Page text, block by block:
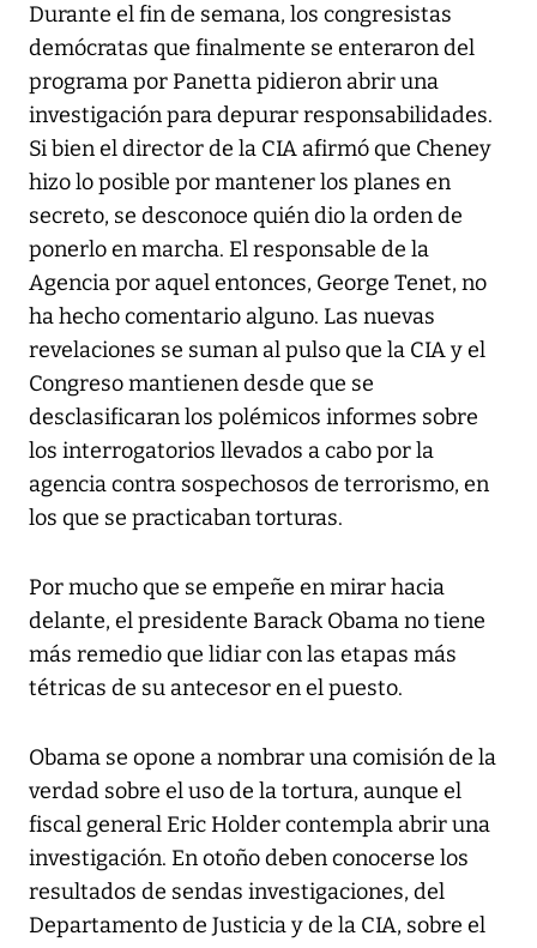
Durante el fin de semana, los congresistas
demócratas que finalmente se enteraron del
programa por Panetta pidieron abrir una
investigación para depurar responsabilidades.
Si bien el director de la CIA afirmó que Cheney
hizo lo posible por mantener los planes en
secreto, se desconoce quién dio la orden de
ponerlo en marcha. El responsable de la
Agencia por aquel entonces, George Tenet, no
ha hecho comentario alguno. Las nuevas
revelaciones se suman al pulso que la CIA y el
Congreso mantienen desde que se
desclasificaran los polémicos informes sobre
los interrogatorios llevados a cabo por la
agencia contra sospechosos de terrorismo, en
los que se practicaban torturas.
Por mucho que se empeñe en mirar hacia
delante, el presidente Barack Obama no tiene
más remedio que lidiar con las etapas más
tétricas de su antecesor en el puesto.
Obama se opone a nombrar una comisión de la
verdad sobre el uso de la tortura, aunque el
fiscal general Eric Holder contempla abrir una
investigación. En otoño deben conocerse los
resultados de sendas investigaciones, del
Departamento de Justicia y de la CIA, sobre el